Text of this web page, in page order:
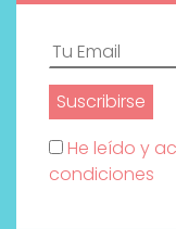
He leído y
condiciones